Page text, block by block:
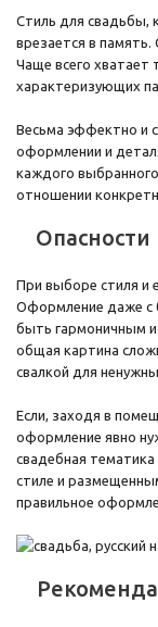
Стиль для свадьбы,
врезается в память.
Чаще всего хватает
характеризующих
Весьма эффектно и
оформлении и
каждого выбранного
отношении
При выборе стиля и
Оформление даже с
быть гармоничным и
общая картина
свалкой для
Если, заходя в
оформление явно
свадебная
стиле и
правильное